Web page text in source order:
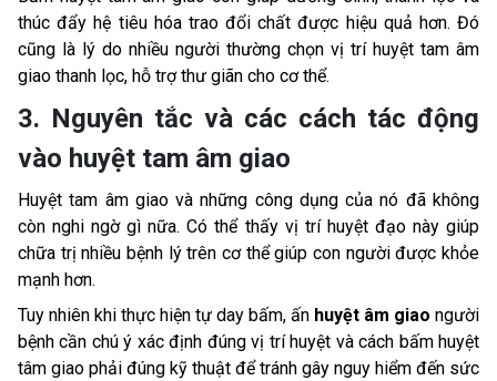
thúc đẩy hệ tiêu hóa trao đổi chất được hiệu quả hơn. Đó
cũng là lý do nhiều người thường chọn vị trí huyệt tam âm
giao thanh lọc, hỗ trợ thư giãn cho cơ thể.
3. Nguyên tắc và các cách tác động
vào huyệt tam âm giao
Huyệt tam âm giao và những công dụng của nó đã không
còn nghi ngờ gì nữa. Có thể thấy vị trí huyệt đạo này giúp
chữa trị nhiều bệnh lý trên cơ thể giúp con người được khỏe
mạnh hơn.
Tuy nhiên khi thực hiện tự day bấm, ấn huyệt âm giao người
bệnh cần chú ý xác định đúng vị trí huyệt và cách bấm huyệt
tâm giao phải đúng kỹ thuật để tránh gây nguy hiểm đến sức